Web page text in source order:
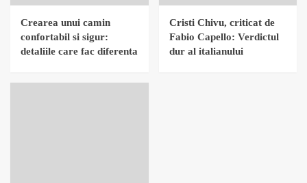
Crearea unui camin
confortabil si sigur:
detaliile care fac diferenta
Cristi Chivu, criticat de
Fabio Capello: Verdictul
dur al italianului